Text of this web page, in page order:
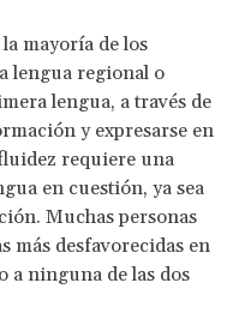
mayoría de los
lengua regional o
lengua, a través de
y expresarse en
requiere una
en cuestión, ya sea
Muchas personas
más desfavorecidas en
a ninguna de las dos